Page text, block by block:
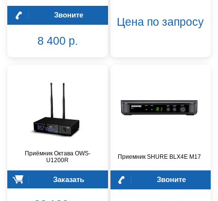
Звоните
8 400 р.
Цена по запросу
Приёмник Октава OWS-
U1200R
Заказать
Приемник SHURE BLX4E M17
Звоните